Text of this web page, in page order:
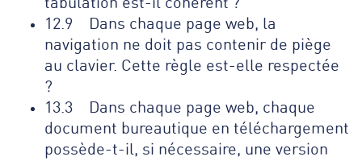
tabulation est-il cohérent ?
12.9 Dans chaque page web, la
navigation ne doit pas contenir de piège
au clavier. Cette règle est-elle respectée
?
13.3 Dans chaque page web, chaque
document bureautique en téléchargement
possède-t-il, si nécessaire, une version